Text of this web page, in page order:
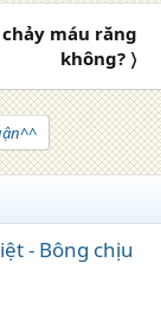
máu răng
không? 〉
- Bông chịu